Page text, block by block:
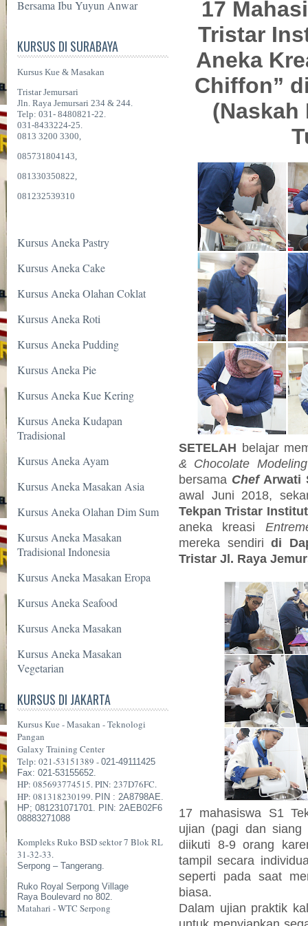
Bersama Ibu Yuyun Anwar
KURSUS DI SURABAYA
Kursus Kue & Masakan
Tristar Jemursari
Jln. Raya Jemursari 234 & 244.
Telp: 031- 8480821-22.
031-8433224-25.
0813 3200 3300,
085731804143,
081330350822,
081232539310
Kursus Aneka Pastry
Kursus Aneka Cake
Kursus Aneka Olahan Coklat
Kursus Aneka Roti
Kursus Aneka Pudding
Kursus Aneka Pie
Kursus Aneka Kue Kering
Kursus Aneka Kudapan
Tradisional
Kursus Aneka Ayam
Kursus Aneka Masakan Asia
Kursus Aneka Olahan Dim Sum
Kursus Aneka Masakan
Tradisional Indonesia
Kursus Aneka Masakan Eropa
Kursus Aneka Seafood
Kursus Aneka Masakan
Kursus Aneka Masakan
Vegetarian
KURSUS DI JAKARTA
Kursus Kue - Masakan - Teknologi
Pangan
Galaxy Training Center
Telp: 021-53151389 - 021-49111425
Fax: 021-53155652.
HP: 085693774515. PIN: 237D76FC.
HP: 081318230199. PIN : 2A8798AE.
HP; 081231071701. PIN: 2AEB02F6
08883271088
Kompleks Ruko BSD sektor 7 Blok RL
31-32-33.
Serpong – Tangerang.
Ruko Royal Serpong Village
Raya Boulevard no 802.
Matahari - WTC Serpong
17
Tristar
Aneka
Chiffon”
(Naskah
SETELAH belajar
& Chocolate Modeling
bersama Chef Arwati
awal Juni 2018,
Tekpan Tristar
aneka kreasi
mereka sendiri di
Tristar Jl. Raya
17 mahasiswa S1
ujian (pagi dan siang
diikuti 8-9 orang
tampil secara
seperti pada saat
biasa.
Dalam ujian praktik